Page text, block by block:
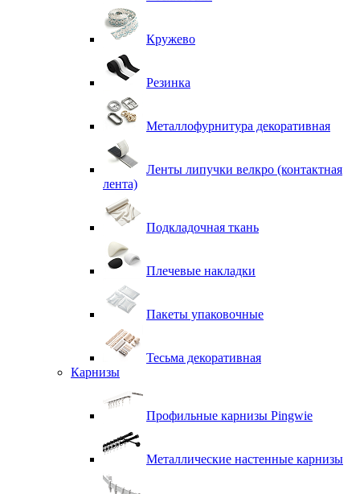
Кружево
Резинка
Металлофурнитура декоративная
Ленты липучки велкро (контактная
лента)
Подкладочная ткань
Плечевые накладки
Пакеты упаковочные
Тесьма декоративная
Карнизы
Профильные карнизы Pingwie
Металлические настенные карнизы